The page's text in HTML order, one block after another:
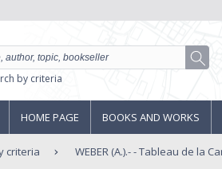
by criteria
HOME PAGE BOOKS AND WORKS
criteria WEBER (A.).- - Tableau de la